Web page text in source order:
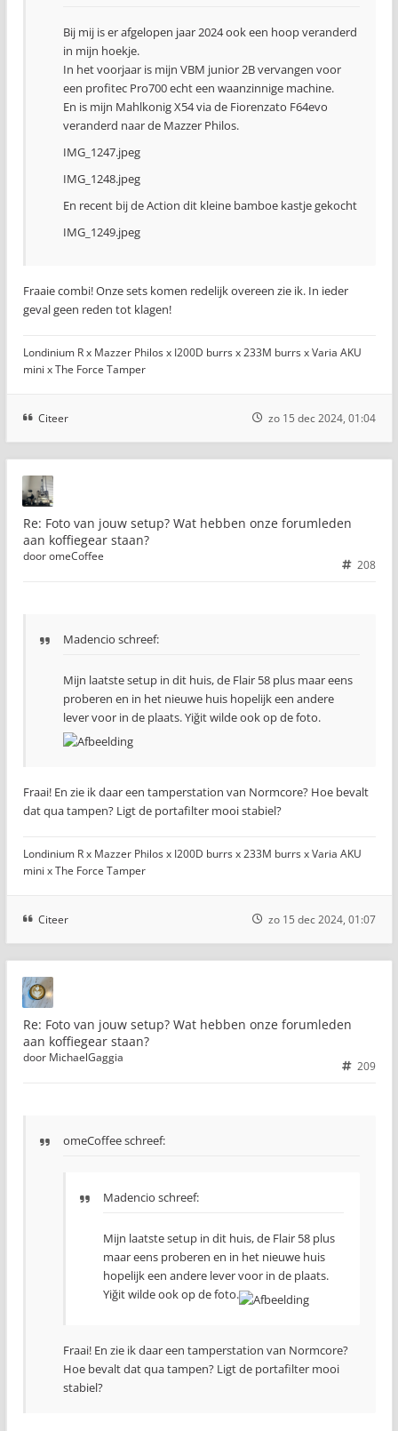
Bij mij is er afgelopen jaar 2024 ook een hoop veranderd
in mijn hoekje.
In het voorjaar is mijn VBM junior 2B vervangen voor
een profitec Pro700 echt een waanzinnige machine.
En is mijn Mahlkonig X54 via de Fiorenzato F64evo
veranderd naar de Mazzer Philos.
IMG_1247.jpeg
IMG_1248.jpeg
En recent bij de Action dit kleine bamboe kastje gekocht
IMG_1249.jpeg
Fraaie combi! Onze sets komen redelijk overeen zie ik. In ieder
geval geen reden tot klagen!
Londinium R x Mazzer Philos x I200D burrs x 233M burrs x Varia AKU
mini x The Force Tamper
Citeer zo 15 dec 2024, 01:04
Re: Foto van jouw setup? Wat hebben onze forumleden
aan koffiegear staan?
208
dooromeCoffee
Madencio schreef:
Mijn laatste setup in dit huis, de Flair 58 plus maar eens
proberen en in het nieuwe huis hopelijk een andere
lever voor in de plaats. Yiğit wilde ook op de foto.
Fraai! En zie ik daar een tamperstation van Normcore? Hoe bevalt
dat qua tampen? Ligt de portafilter mooi stabiel?
Londinium R x Mazzer Philos x I200D burrs x 233M burrs x Varia AKU
mini x The Force Tamper
Citeer zo 15 dec 2024, 01:07
Re: Foto van jouw setup? Wat hebben onze forumleden
aan koffiegear staan?
209
door MichaelGaggia
omeCoffee schreef:
Madencio schreef:
Mijn laatste setup in dit huis, de Flair 58 plus
maar eens proberen en in het nieuwe huis
hopelijk een andere lever voor in de plaats.
Yiğit wilde ook op de foto.
Fraai! En zie ik daar een tamperstation van Normcore?
Hoe bevalt dat qua tampen? Ligt de portafilter mooi
stabiel?